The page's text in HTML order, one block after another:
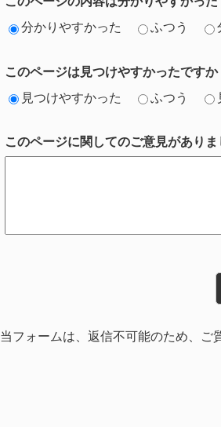
分かりやすかった
ふつう
このページは見つけやすかったですか
見つけやすかった
ふつう
このページに関してのご意見がありま
当フォームは、返信不可能のため、ご